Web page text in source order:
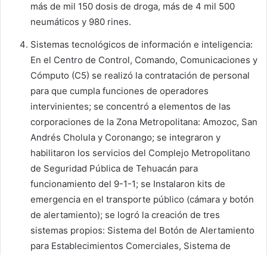
más de mil 150 dosis de droga, más de 4 mil 500
neumáticos y 980 rines.
Sistemas tecnológicos de información e inteligencia:
En el Centro de Control, Comando, Comunicaciones y
Cómputo (C5) se realizó la contratación de personal
para que cumpla funciones de operadores
intervinientes; se concentró a elementos de las
corporaciones de la Zona Metropolitana: Amozoc, San
Andrés Cholula y Coronango; se integraron y
habilitaron los servicios del Complejo Metropolitano
de Seguridad Pública de Tehuacán para
funcionamiento del 9-1-1; se Instalaron kits de
emergencia en el transporte público (cámara y botón
de alertamiento); se logró la creación de tres
sistemas propios: Sistema del Botón de Alertamiento
para Establecimientos Comerciales, Sistema de